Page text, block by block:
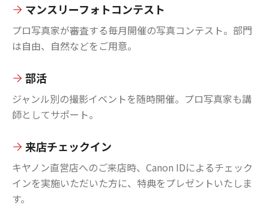
マンスリーフォトコンテスト
プロ写真家が審査する毎月開催の写真コンテスト。部門
は自由、自然などをご用意。
部活
ジャンル別の撮影イベントを随時開催。プロ写真家も講
師としてサポート。
来店チェックイン
キヤノン直営店へのご来店時、Canon IDによるチェック
インを実施いただいた方に、特典をプレゼントいたしま
す。